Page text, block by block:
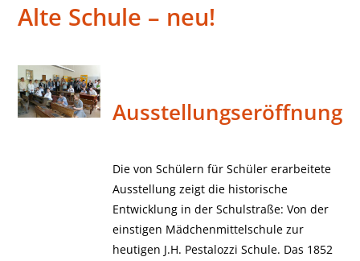
Alte Schule – neu!
Ausstellungseröffnung
Die von Schülern für Schüler erarbeitete
Ausstellung zeigt die historische
Entwicklung in der Schulstraße: Von der
einstigen Mädchenmittelschule zur
heutigen J.H. Pestalozzi Schule. Das 1852